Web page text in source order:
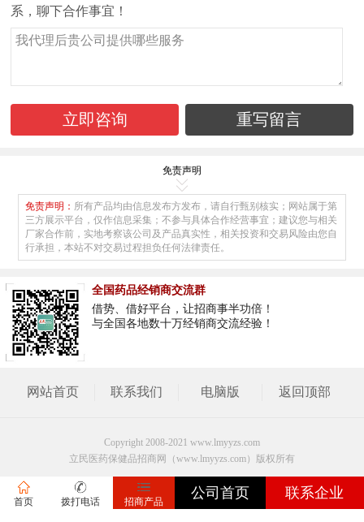
系，聊下合作事宜！
免责声明
免责声明： 所有产品均由信息发布方发布，请自行甄别核实；网站属于第
三方展示平台，仅作信息采集；不参与具体合作经营事宜；建议您与相关
厂家合作前，实地考察该公司及产品真实性，相关投资和交易风险由您自
行承担，本站不对交易过程担负任何法律责任。
全国药品经销商交流群
借势、借好平台，让招商事半功倍！
与全国各地数十万经销商交流经验！
网站首页 联系我们 电脑版 返回顶部
Copyright 2008-2021 www.lmyyzs.com
立民医药保健品招商网（www.lmyyzs.com）版权所有
首页 拨打电话 招商产品
公司首页 联系企业